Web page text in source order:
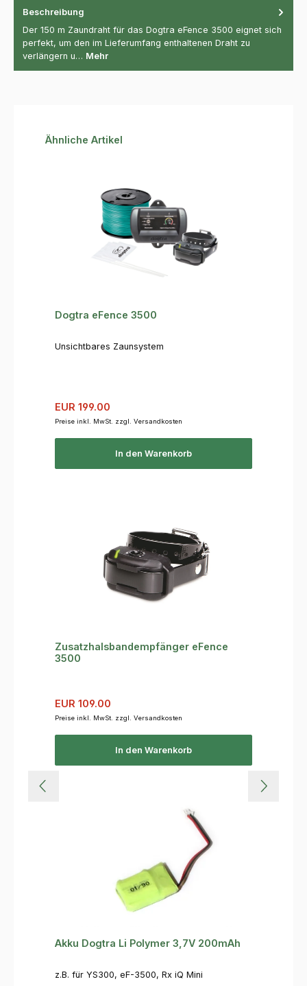
Beschreibung
Der 150 m Zaundraht für das Dogtra eFence 3500 eignet sich
perfekt, um den im Lieferumfang enthaltenen Draht zu
verlängern u… Mehr
Produktgalerie überspringen
Ähnliche Artikel
Dogtra eFence 3500
Unsichtbares Zaunsystem
Verkaufspreis:
EUR 199.00
Preise inkl. MwSt. zzgl. Versandkosten
In den Warenkorb
Zusatzhalsbandempfänger eFence
3500
Verkaufspreis:
EUR 109.00
Preise inkl. MwSt. zzgl. Versandkosten
In den Warenkorb
Akku Dogtra Li Polymer 3,7V 200mAh
z.B. für YS300, eF-3500, Rx iQ Mini